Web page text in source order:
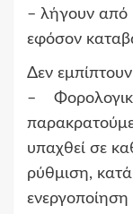
– λήγουν
εφόσον
Δεν
–
υπαχθεί σε
ρύθμιση,